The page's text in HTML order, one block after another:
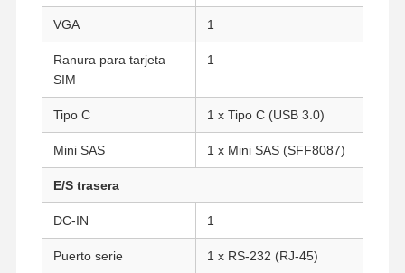
Inicio Productos
Sobre
Visita A La
Firewall Mini PC también
Mini PC industrial
VGA 1
Ranura para tarjeta
SIM
1
Tipo C 1 x Tipo C (USB 3.0)
Mini SAS 1 x Mini SAS (SFF8087)
E/S trasera
DC-IN 1
Puerto serie 1 x RS-232 (RJ-45)